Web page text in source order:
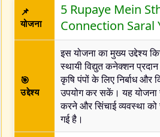
📌
योजना
5 Rupaye Mein
Connection Saral
🎯
उद्देश्य
इस योजना का मुख्य उद्देश्य
स्थायी विद्युत कनेक्शन
कृषि पंपों के लिए निर्बाध और
उपयोग कर सकें। यह
करने और सिंचाई व्यवस्था
गई है।